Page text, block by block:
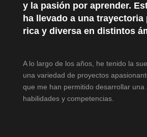
y la pasión por aprender.
ha llevado a una trayectoria
rica y diversa en distintos
A lo largo de los años, he tenido la
una variedad de proyectos
que me han permitido desarrollar una
habilidades y competencias.